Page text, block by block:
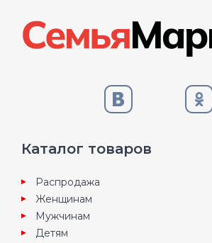
Каталог товаров
Распродажа
Женщинам
Мужчинам
Детям